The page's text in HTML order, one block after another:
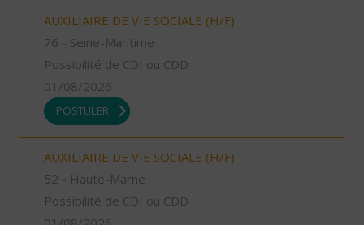
AUXILIAIRE DE VIE SOCIALE (H/F)
76 - Seine-Maritime
Possibilité de CDI ou CDD
01/08/2026
POSTULER
AUXILIAIRE DE VIE SOCIALE (H/F)
52 - Haute-Marne
Possibilité de CDI ou CDD